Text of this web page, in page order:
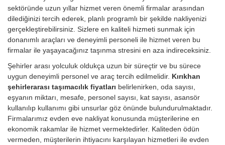
sektöründe uzun yıllar hizmet veren önemli firmalar arasından
dilediğinizi tercih ederek, planlı programlı bir şekilde nakliyenizi
gerçekleştirebilirsiniz. Sizlere en kaliteli hizmeti sunmak için
donanımlı araçları ve deneyimli personeli ile hizmet veren bu
firmalar ile yaşayacağınız taşınma stresini en aza indireceksiniz.
Şehirler arası yolculuk oldukça uzun bir süreçtir ve bu sürece
uygun deneyimli personel ve araç tercih edilmelidir. Kırıkhan
şehirlerarası taşımacılık fiyatları belirlenirken, oda sayısı,
eşyanın miktarı, mesafe, personel sayısı, kat sayısı, asansör
kullanılıp kullanımı gibi unsurlar göz önünde bulundurulmaktadır.
Firmalarımız evden eve nakliyat konusunda müşterilerine en
ekonomik rakamlar ile hizmet vermektedirler. Kaliteden ödün
vermeden, müşterilerin ihtiyacını karşılayan hizmetleri ile evden